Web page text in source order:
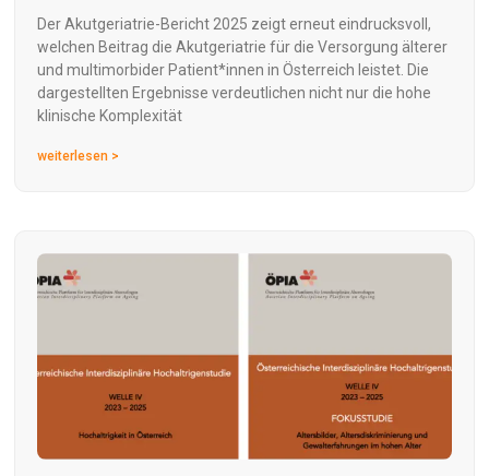
Der Akutgeriatrie-Bericht 2025 zeigt erneut eindrucksvoll,
welchen Beitrag die Akutgeriatrie für die Versorgung älterer
und multimorbider Patient*innen in Österreich leistet. Die
dargestellten Ergebnisse verdeutlichen nicht nur die hohe
klinische Komplexität
weiterlesen >